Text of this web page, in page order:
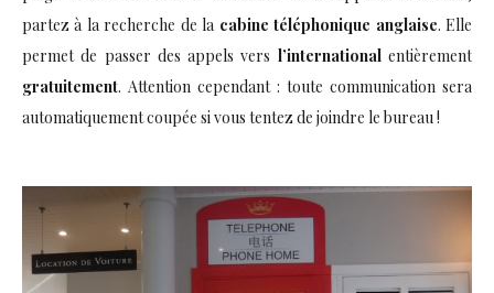
partez à la recherche de la cabine téléphonique anglaise. Elle
permet de passer des appels vers l’internationalentièrement
gratuitement. Attention cependant : toute communication sera
automatiquement coupée si vous tentez de joindre le bureau !